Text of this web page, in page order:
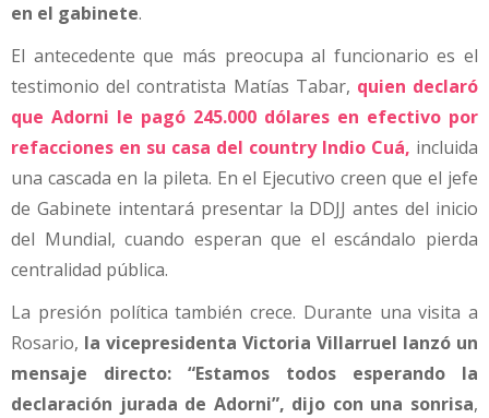
en el gabinete.
El antecedente que más preocupa al funcionario es el
testimonio del contratista Matías Tabar, quien declaró
que Adorni le pagó 245.000 dólares en efectivo por
refacciones en su casa del country Indio Cuá, incluida
una cascada en la pileta. En el Ejecutivo creen que el jefe
de Gabinete intentará presentar la DDJJ antes del inicio
del Mundial, cuando esperan que el escándalo pierda
centralidad pública.
La presión política también crece. Durante una visita a
Rosario, la vicepresidenta Victoria Villarruel lanzó un
mensaje directo: “Estamos todos esperando la
declaración jurada de Adorni”, dijo con una sonrisa,